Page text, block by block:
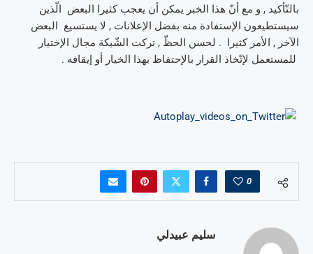
بالتّأكيد , و مع أنّ هذا الخبر يمكن أن يعجب كثيرا البعض الّذين
سيستطيعون الإستفادة منه بفضل الإعلانات , لا يستسيغ البعض
الآخر , الأمر كثيرا . لحسن الحظّ , تركت الشّبكة مجال الإختيار
للمستعمل لإتّخاذ القرار بالإحتفاظ بهذا الخيار أو إيقافه .
0
سليم عبيدلي